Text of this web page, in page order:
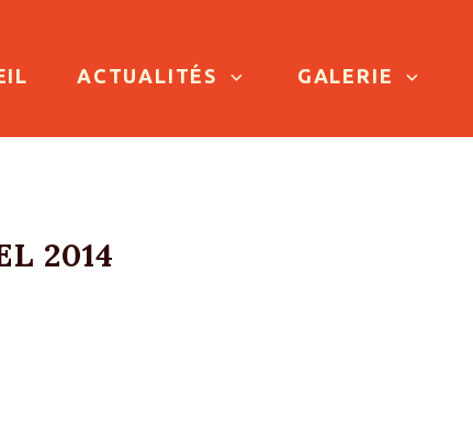
ACTUALITÉS GALERIE
2014